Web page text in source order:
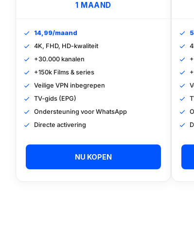
1 MAAND
14,99/maand
4K, FHD, HD-kwaliteit
+30.000 kanalen
+150k Films & series
Veilige VPN inbegrepen
TV-gids (EPG)
Ondersteuning voor WhatsApp
Directe activering
NU KOPEN